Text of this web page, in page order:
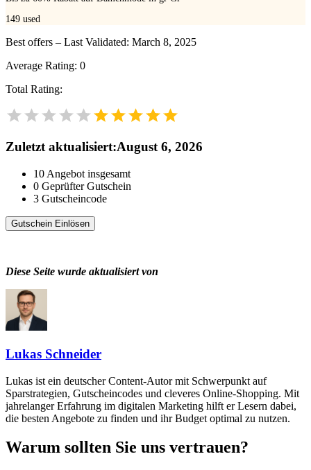
149 used
Best offers – Last Validated: March 8, 2025
Average Rating: 0
Total Rating:
Zuletzt aktualisiert:August 6, 2026
10 Angebot insgesamt
0 Geprüfter Gutschein
3 Gutscheincode
Gutschein Einlösen
Diese Seite wurde aktualisiert von
Lukas Schneider
Lukas ist ein deutscher Content-Autor mit Schwerpunkt auf
Sparstrategien, Gutscheincodes und cleveres Online-Shopping. Mit
jahrelanger Erfahrung im digitalen Marketing hilft er Lesern dabei,
die besten Angebote zu finden und ihr Budget optimal zu nutzen.
Warum sollten Sie uns vertrauen?